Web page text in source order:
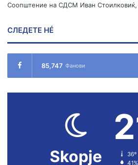
Соопштение на СДСМ Иван Стоилковиќ,
СЛЕДЕТЕ НÉ
85,747 Фанови
Skopje
41%